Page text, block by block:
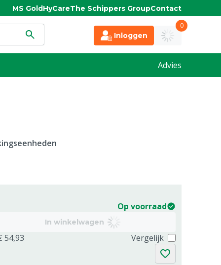
MS GoldHyCareThe Schippers GroupContact
Inloggen
0
Advies
Op voorraad
In winkelwagen
54,93 Vergelijk